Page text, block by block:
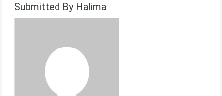
Submitted By Halima